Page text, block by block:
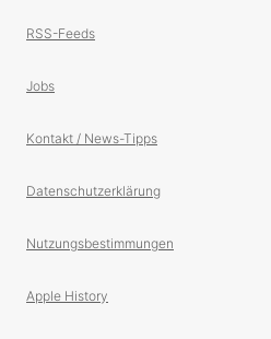
RSS-Feeds
Jobs
Kontakt / News-Tipps
Datenschutzerklärung
Nutzungsbestimmungen
Apple History